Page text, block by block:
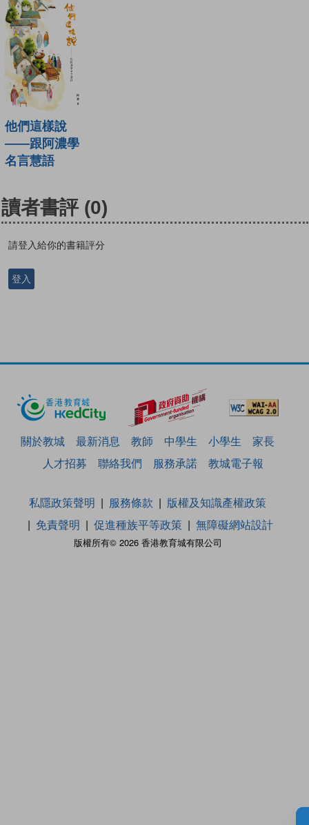
他們這樣說
——跟阿濃學
名言慧語
讀者書評 (0)
請登入給你的書籍評分
登入
關於教城 最新消息 教師 中學生 小學生
家長
人才招募
聯絡我們 服務承諾 教城電子報
版權所有© 2026 香港教育城有限公司
私隱政策聲明 服務條款
版權及知識產權政策
免責聲明
促進種族平等政策 無障礙網站設計